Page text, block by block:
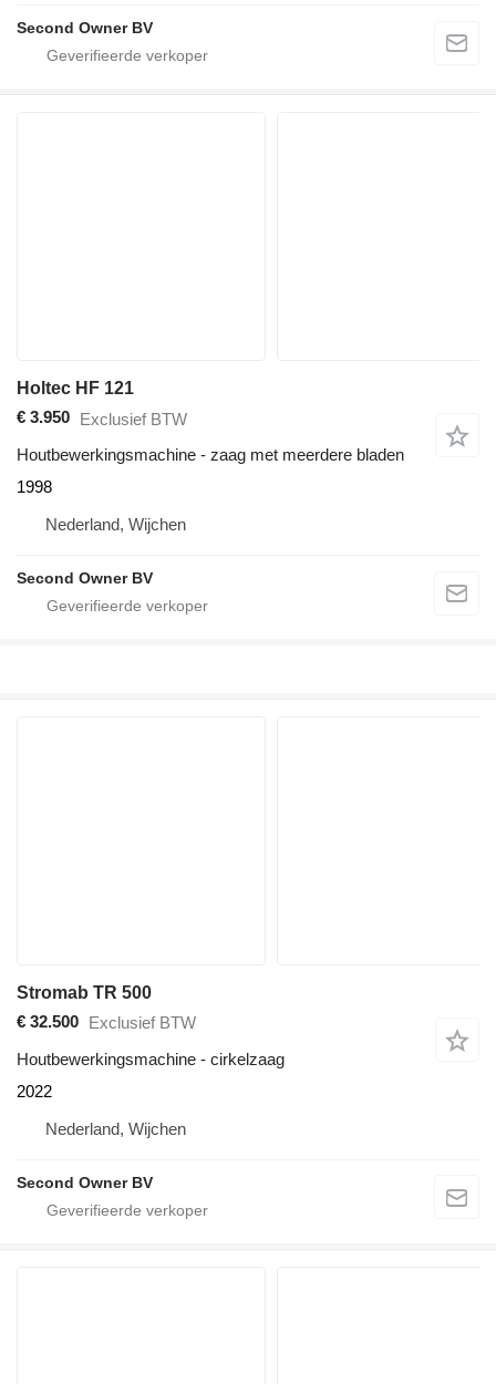
Second Owner BV
Holtec HF 121
€ 3.950 Exclusief BTW
Houtbewerkingsmachine - zaag met meerdere bladen
1998
Nederland, Wijchen
Second Owner BV
Stromab TR 500
€ 32.500 Exclusief BTW
Houtbewerkingsmachine - cirkelzaag
2022
Nederland, Wijchen
Second Owner BV